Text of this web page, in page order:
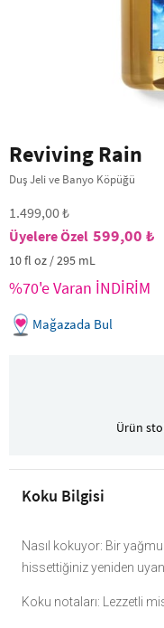
Reviving Rain
Duş Jeli ve Banyo Köpüğü
1.499,00 ₺
599,00 ₺
10 fl oz / 295 mL
%70'e Varan İNDİRİM
Mağazada Bul
Ürün
Koku Bilgisi
Nasıl kokuyor: Bir
hissettiğiniz yeniden
Koku notaları: Lezzetli